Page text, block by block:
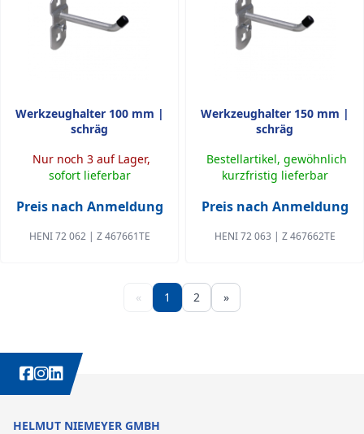
Werkzeughalter 100 mm |
schräg
Nur noch 3 auf Lager,
sofort lieferbar
Preis nach Anmeldung
HENI 72 062 | Z 467661TE
Werkzeughalter 150 mm |
schräg
Bestellartikel, gewöhnlich
kurzfristig lieferbar
Preis nach Anmeldung
HENI 72 063 | Z 467662TE
« 1 2 »
WEITERE INTERESSANTE INHALTE IMMER AUCH AUF:
HELMUT NIEMEYER GMBH